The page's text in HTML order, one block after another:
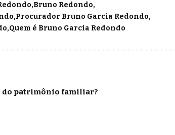
Bruno Redondo
Procurador Bruno Garcia Redondo
Quem é Bruno Garcia Redondo
do patrimônio familiar?